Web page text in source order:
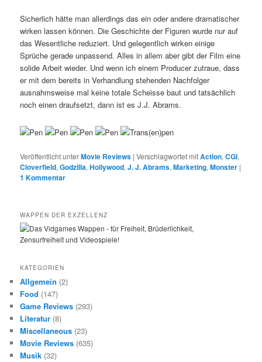
Sicherlich hätte man allerdings das ein oder andere dramatischer
wirken lassen können. Die Geschichte der Figuren wurde nur auf
das Wesentliche reduziert. Und gelegentlich wirken einige
Sprüche gerade unpassend. Alles in allem aber gibt der Film eine
solide Arbeit wieder. Und wenn ich einem Producer zutraue, dass
er mit dem bereits in Verhandlung stehenden Nachfolger
ausnahmsweise mal keine totale Scheisse baut und tatsächlich
noch einen draufsetzt, dann ist es J.J. Abrams.
Veröffentlicht unterMovie Reviews |Verschlagwortet mitAction,CGI,
Cloverfield,Godzilla,Hollywood,J. J. Abrams,Marketing,Monster |
1 Kommentar
WAPPEN DER EXZELLENZ
KATEGORIEN
Allgemein (2)
Food (147)
Game Reviews (293)
Literatur (8)
Miscellaneous (23)
Movie Reviews (635)
Musik (32)